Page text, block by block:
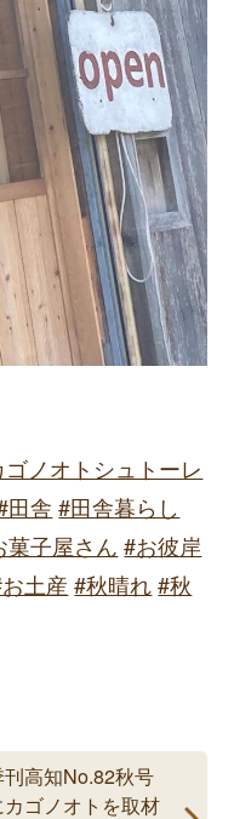
ゴノオトシュトーレ
田舎 #田舎暮らし
菓子屋さん #お彼岸
土産 #秋晴れ #秋
高知No.82秋号
カゴノオトを取材